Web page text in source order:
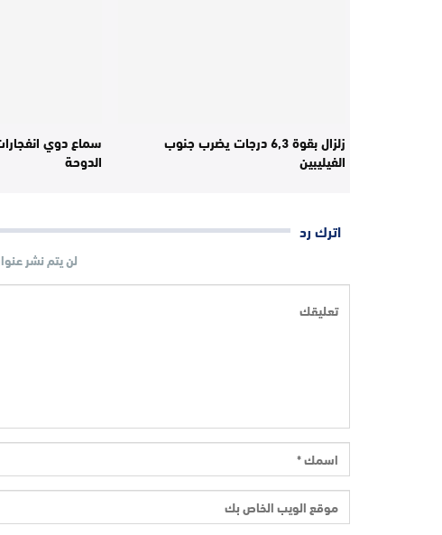
زلزال بقوة 6,3 درجات يضرب جنوب
الفيليبين
سماع دوي
الدوحة
اترك رد
لن يتم نشر